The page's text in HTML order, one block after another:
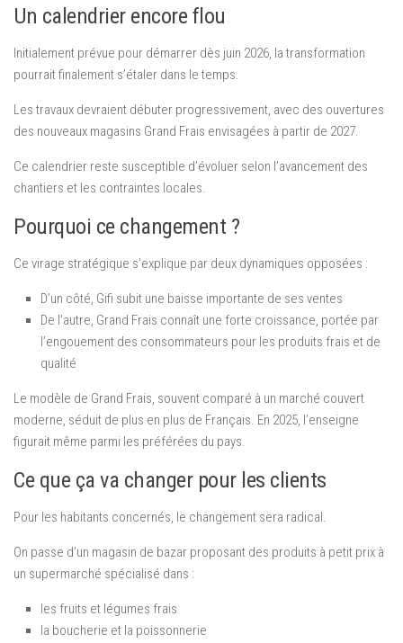
Un calendrier encore flou
Initialement prévue pour démarrer dès juin 2026, la transformation
pourrait finalement s’étaler dans le temps.
Les travaux devraient débuter progressivement, avec des ouvertures
des nouveaux magasins Grand Frais envisagées à partir de 2027.
Ce calendrier reste susceptible d’évoluer selon l’avancement des
chantiers et les contraintes locales.
Pourquoi ce changement ?
Ce virage stratégique s’explique par deux dynamiques opposées :
D’un côté, Gifi subit une baisse importante de ses ventes
De l’autre, Grand Frais connaît une forte croissance, portée par
l’engouement des consommateurs pour les produits frais et de
qualité
Le modèle de Grand Frais, souvent comparé à un marché couvert
moderne, séduit de plus en plus de Français. En 2025, l’enseigne
figurait même parmi les préférées du pays.
Ce que ça va changer pour les clients
Pour les habitants concernés, le changement sera radical.
On passe d’un magasin de bazar proposant des produits à petit prix à
un supermarché spécialisé dans :
les fruits et légumes frais
la boucherie et la poissonnerie